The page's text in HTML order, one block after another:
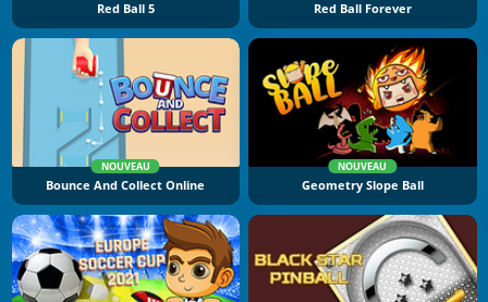
Red Ball 5 Red Ball Forever
NOUVEAU
Bounce And Collect Online
NOUVEAU
Geometry Slope Ball